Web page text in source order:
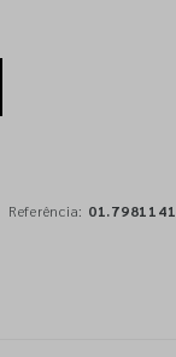
Referência: 01.7981141